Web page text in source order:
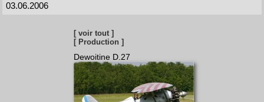
03.06.2006
[ voir tout ]
[ Production ]
Dewoitine D.27